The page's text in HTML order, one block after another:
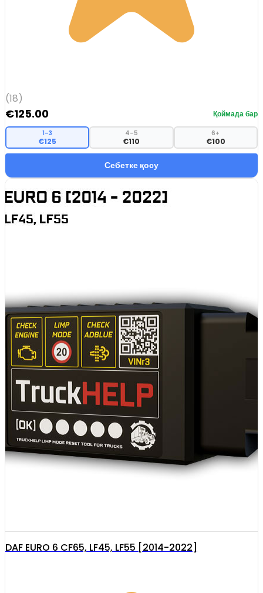
(18)
€125.00 Қоймада бар
1–3
€125
4–5
€110
6+
€100
Себетке қосу
DAF EURO 6 CF65, LF45, LF55 [2014-2022]